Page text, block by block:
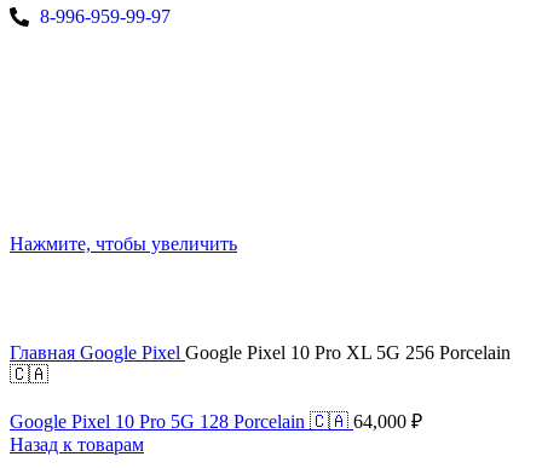
8-996-959-99-97
Нажмите, чтобы увеличить
Главная Google Pixel Google Pixel 10 Pro XL 5G 256 Porcelain
🇨🇦
Google Pixel 10 Pro 5G 128 Porcelain 🇨🇦 64,000 ₽
Назад к товарам